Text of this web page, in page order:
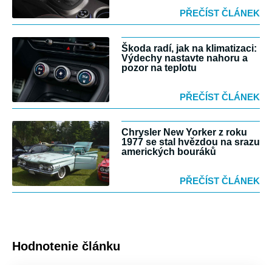
PŘEČÍST ČLÁNEK
Škoda radí, jak na klimatizaci:
Výdechy nastavte nahoru a
pozor na teplotu
PŘEČÍST ČLÁNEK
Chrysler New Yorker z roku
1977 se stal hvězdou na srazu
amerických bouráků
PŘEČÍST ČLÁNEK
Hodnotenie článku